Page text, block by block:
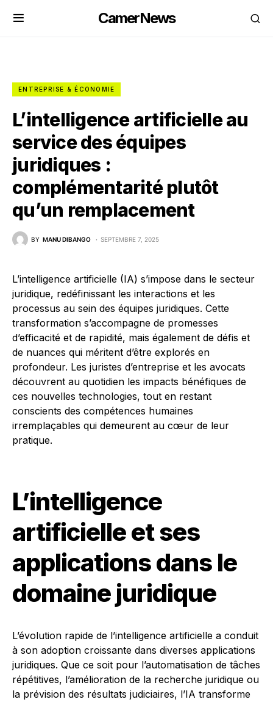
CamerNews
ENTREPRISE & ÉCONOMIE
L’intelligence artificielle au
service des équipes
juridiques :
complémentarité plutôt
qu’un remplacement
BY MANU DIBANGO SEPTEMBRE 7, 2025
L’intelligence artificielle (IA) s’impose dans le secteur
juridique, redéfinissant les interactions et les
processus au sein des équipes juridiques. Cette
transformation s’accompagne de promesses
d’efficacité et de rapidité, mais également de défis et
de nuances qui méritent d’être explorés en
profondeur. Les juristes d’entreprise et les avocats
découvrent au quotidien les impacts bénéfiques de
ces nouvelles technologies, tout en restant
conscients des compétences humaines
irremplaçables qui demeurent au cœur de leur
pratique.
L’intelligence
artificielle et ses
applications dans le
domaine juridique
L’évolution rapide de l’intelligence artificielle a conduit
à son adoption croissante dans diverses applications
juridiques. Que ce soit pour l’automatisation de tâches
répétitives, l’amélioration de la recherche juridique ou
la prévision des résultats judiciaires, l’IA transforme